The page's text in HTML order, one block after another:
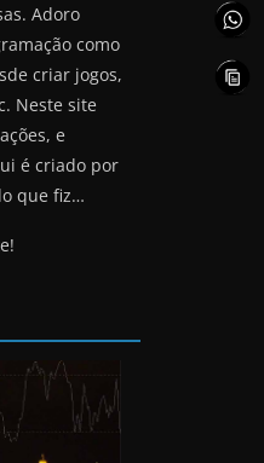
Adoro
como
criar jogos,
Neste site
e
é criado por
que fiz…